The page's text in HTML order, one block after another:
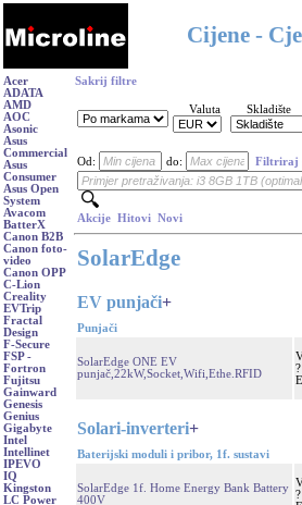
Cijene -
Acer
ADATA
AMD
AOC
Asonic
Asus
Commercial
Asus
Consumer
Asus Open
System
Avacom
BatterX
Canon B2B
Canon foto-
video
Canon OPP
C-Lion
Creality
EVTrip
Fractal
Design
F-Secure
FSP -
Fortron
Fujitsu
Gainward
Genesis
Genius
Gigabyte
Intel
Intellinet
IPEVO
IQ
Kingston
LC Power
Sakrij filtre
Valuta
Skladište
Od: do: Filtriraj
Akcije Hitovi Novi
SolarEdge
EV punjači+
Punjači
SolarEdge ONE EV
punjač,22kW,Socket,Wifi,Ethe.RFID
?
Solari-inverteri+
Baterijski moduli i pribor, 1f. sustavi
SolarEdge 1f. Home Energy Bank Battery
400V
?